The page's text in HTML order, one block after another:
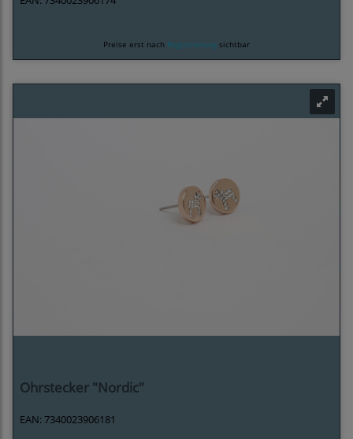
Preise erst nach Registrierung sichtbar
Ohrstecker "Nordic"
EAN: 7340023906181